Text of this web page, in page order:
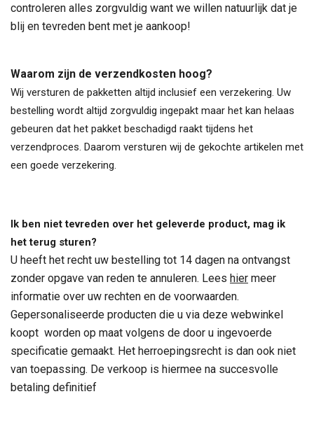
controleren alles zorgvuldig want we willen natuurlijk dat je
blij en tevreden bent met je aankoop!
Waarom zijn de verzendkosten hoog?
Wij versturen de pakketten altijd inclusief een verzekering. Uw
bestelling wordt altijd zorgvuldig ingepakt maar het kan helaas
gebeuren dat het pakket beschadigd raakt tijdens het
verzendproces. Daarom versturen wij de gekochte artikelen met
een goede verzekering.
Ik ben niet tevreden over het geleverde product, mag ik
het terug sturen?
U heeft het recht uw bestelling tot 14 dagen na ontvangst
zonder opgave van reden te annuleren. Lees hier meer
informatie over uw rechten en de voorwaarden.
Gepersonaliseerde producten die u via deze webwinkel
koopt worden op maat volgens de door u ingevoerde
specificatie gemaakt. Het herroepingsrecht is dan ook niet
van toepassing. De verkoop is hiermee na succesvolle
betaling definitief